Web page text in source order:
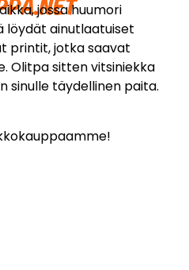
jossa huumori
löydät ainutlaatuiset
printit, jotka saavat
Olitpa sitten vitsiniekka
sinulle täydellinen paita.